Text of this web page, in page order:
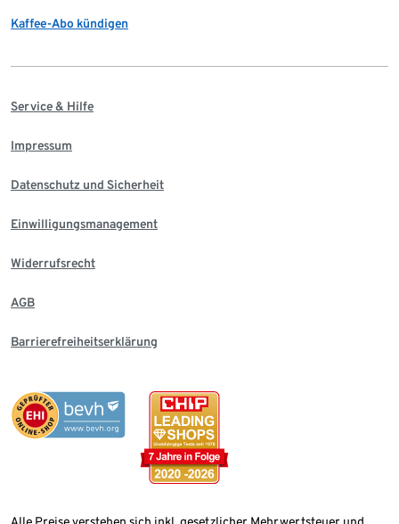
Kaffee-Abo kündigen
Service & Hilfe
Impressum
Datenschutz und Sicherheit
Einwilligungsmanagement
Widerrufsrecht
AGB
Barrierefreiheitserklärung